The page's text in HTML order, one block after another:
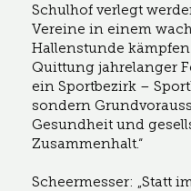
Schulhof verlegt
Vereine in einem
Hallenstunde
Quittung jahrelanger
ein Sportbezirk –
sondern
Gesundheit und
Zusammenhalt.“
Scheermesser: „Statt